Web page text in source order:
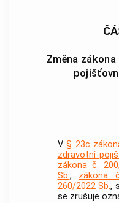
Změna
V§ 23c
zdravotní
zákona č.
Sb., zákona
260/2022 Sb.,
se zrušuje